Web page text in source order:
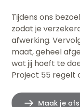
Tijdens ons
zodat je
afwerking.
maat, geheel
wat jij hoeft te
Project 55 regelt
Maak je